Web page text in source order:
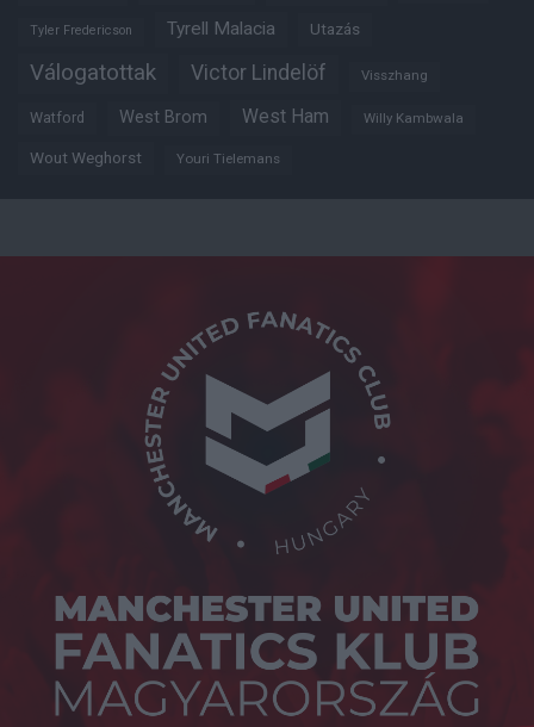
Tyler Fredericson Tyrell Malacia Utazás
Válogatottak Victor Lindelöf Visszhang
Watford West Brom West Ham Willy Kambwala
Wout Weghorst Youri Tielemans